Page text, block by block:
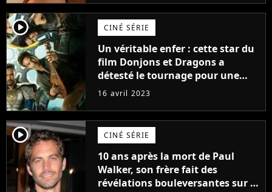
player2 CINÉ SÉRIE
Un véritable enfer : cette star du
film Donjons et Dragons a
détesté le tournage pour une
raison très spéciale
16 avril 2023
player2 CINÉ SÉRIE
10 ans après la mort de Paul
Walker, son frère fait des
révélations bouleversantes sur la